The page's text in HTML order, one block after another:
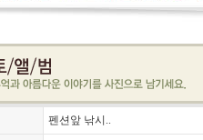
펜션앞 낚시..